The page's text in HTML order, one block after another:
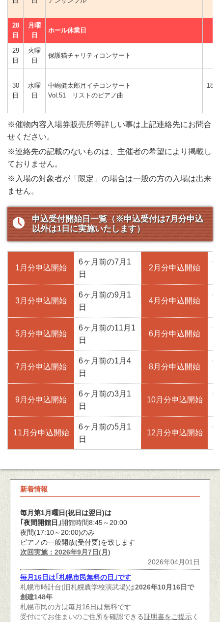
28
日
月曜
日
ホール休業日
29
日
火曜
日
保護猫チャリティコンサート
30
日
水曜
日
中嶋健太郎月イチコンサート
Vol.51 リストのピアノ曲
18
※催物内容入場券販売所等詳しい事は上記連絡先にお問合
せください。
※連絡先の記載のないものは、主催者の希望により掲載し
ておりません。
※入場の対象者が「限定」の場合は一般の方の入場は出来
ません。
申込受付開始日一覧（※申込受付は7月分申込
以外は1日に実施いたします）
1月分申込開始
6ヶ月前の7月1
日
2月分申込開始
6
3月分申込開始
6ヶ月前の9月1
日
4月分申込開始
6
5月分申込開始
6ヶ月前の11月1
日
6月分申込開始
6
7月分申込開始
6ヶ月前の1月4
日
8月分申込開始
6
9月分申込開始
6ヶ月前の3月1
日
10月分申込開始
6
11月分申込開始
6ヶ月前の5月1
日
12月分申込開始
6
新着情報
毎月第1月曜日(祝日は翌日)は
｢夜間開館日｣開館時間8:45～20:00
夜間(17:10～20:00)のみ
ピアノの一般開放(受付要)を致します
次回実施：2026年9月7日(月)
2026年04月01日
毎月16日は｢札幌市民無料の日｣です
札幌市時計台(旧札幌農学校演武場)は2026年10月16日で
創建148年
札幌市民の方は毎月16日は無料です
受付にてお住まいのご住所を確認できる証明書をご提示く